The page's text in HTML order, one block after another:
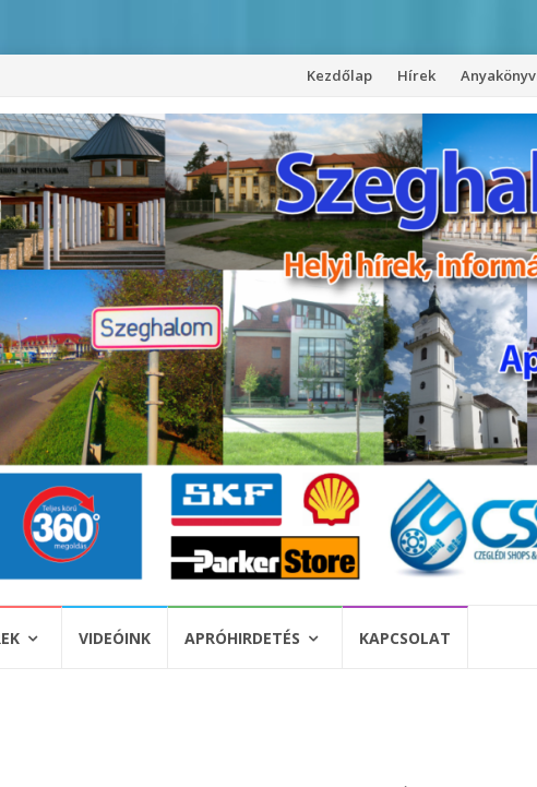
Kezdőlap Hírek
VIDEÓINK APRÓHIRDETÉS KAPCSOLAT